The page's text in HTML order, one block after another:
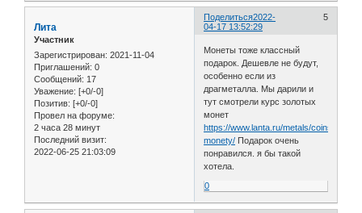
Поделиться 5
2022-
04-17 13:52:29
Лита
Участник
Зарегистрирован: 2021-11-04
Приглашений: 0
Сообщений: 17
Уважение: [+0/-0]
Позитив: [+0/-0]
Провел на форуме:
2 часа 28 минут
Последний визит:
2022-06-25 21:03:09
Монеты тоже классный
подарок. Дешевле не будут,
особенно если из
драгметалла. Мы дарили и
тут смотрели курс золотых
монет
https://www.lanta.ru/metals/coins/
monety/ Подарок очень
понравился. я бы такой
хотела.
0